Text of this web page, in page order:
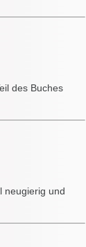
des Buches
neugierig und